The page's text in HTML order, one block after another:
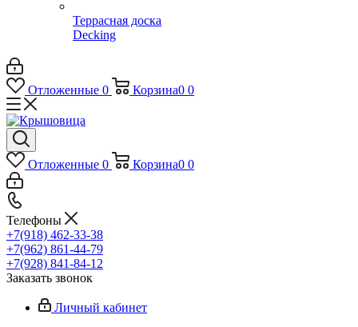
Террасная доска
Decking
Отложенные 0 Корзина0 0
Отложенные 0 Корзина0 0
Телефоны
+7(918) 462-33-38
+7(962) 861-44-79
+7(928) 841-84-12
Заказать звонок
Личный кабинет